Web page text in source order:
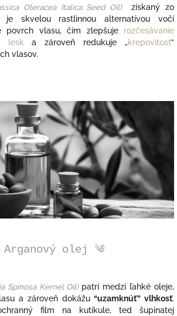
Oleracea Italica Seed Oil)
získaný zo
je skvelou rastlinnou alternatívou voči
povrch vlasu, čím zlepšuje rozčesávanie
lesk a zároveň redukuje „krepovitosť“
vlasov.
olej ༄
Spinosa Kernel Oil) patrí medzi ľahké oleje,
a zároveň dokážu“uzamknúť” vlhkosť.
film na kutikule, ted šupinatej